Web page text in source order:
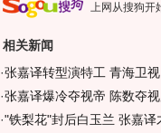
上网从搜狗开
相关新闻
·张嘉译转型演特工 青海卫
·张嘉译爆冷夺视帝 陈数夺
·"铁梨花"封后白玉兰 张嘉译